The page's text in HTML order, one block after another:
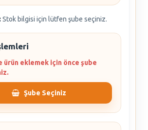
Stok bilgisi için lütfen şube seçiniz.
ürün eklemek için önce şube
Şube Seçiniz